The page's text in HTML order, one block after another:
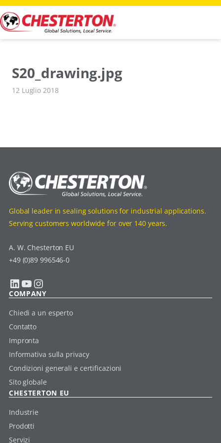
Vai
al
contenuto
S20_drawing.jpg
12 Luglio 2018
Global leader in sealing solutions for industrial applications.
Serving customers worldwide for over 140 years.
A. W. Chesterton EU
+49 (0)89 996546-0
LinkedIn YouTube Instagram
COMPANY
Chiedi a un esperto
Contatto
Impronta
Informativa sulla privacy
Condizioni generali e certificazioni
Sito globale
CHESTERTON EU
Industrie
Prodotti
Servizi